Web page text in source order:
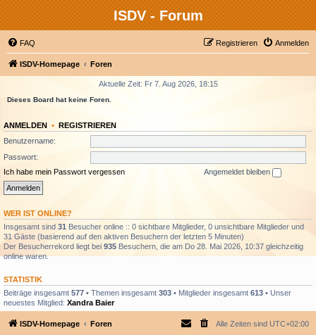
ISDV - Forum
FAQ Anmelden
Registrieren
ISDV-Homepage Foren
Aktuelle Zeit: Fr 7. Aug 2026, 18:15
Dieses Board hat keine Foren.
ANMELDEN • REGISTRIEREN
Benutzername:
Passwort:
Ich habe mein Passwort vergessen
Angemeldet bleiben
WER IST ONLINE?
Insgesamt sind 31 Besucher online :: 0 sichtbare Mitglieder, 0 unsichtbare Mitglieder und
31 Gäste (basierend auf den aktiven Besuchern der letzten 5 Minuten)
Der Besucherrekord liegt bei 935 Besuchern, die am Do 28. Mai 2026, 10:37 gleichzeitig
online waren.
STATISTIK
Beiträge insgesamt 577 • Themen insgesamt 303 • Mitglieder insgesamt 613 • Unser
neuestes Mitglied: Xandra Baier
ISDV-Homepage Foren Alle Zeiten sind UTC+02:00